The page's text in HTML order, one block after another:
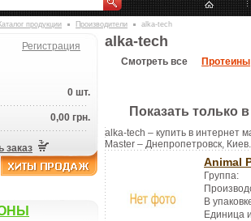
Каталог продукции Производители alka-tech
Регистрация
0 шт.
0,00 грн.
заказ
alka-tech
Смотреть все Протеины
Показать только
alka-tech – купить в интернет
Master – Днепропетровск, Киев.
Animal
Группа:
В
Единица